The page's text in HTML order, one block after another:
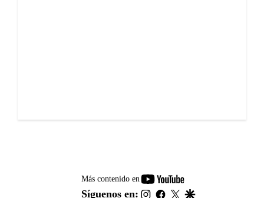
Más contenido en
youtube-
footer
Síguenos en: instagram
facebook
twitter